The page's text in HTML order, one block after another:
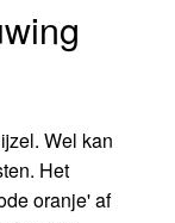
Wel kan
Het
oranje' af